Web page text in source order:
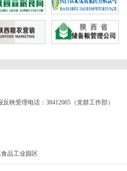
反映受理电话：38412005（党群工作部）
食品工业园区